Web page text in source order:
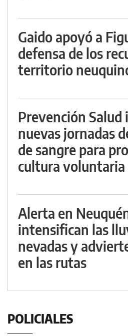
Gaido apoyó a
defensa de los
territorio
Prevención Salud
nuevas jornadas
de sangre para
cultura
Alerta en
intensifican las
nevadas y
en las rutas
POLICIALES